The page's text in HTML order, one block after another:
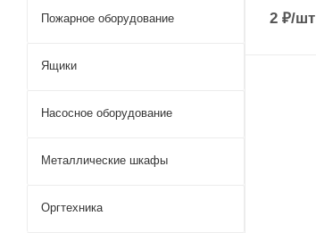
2 ₽/шт
Пожарное оборудование
Ящики
Насосное оборудование
Металлические шкафы
Оргтехника